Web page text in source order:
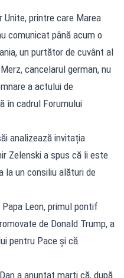
printre care Marea
comunicat până acum o
un purtător de cuvânt al
cancelarul german, nu
a actului de
în cadrul Forumului
analizează invitația
Zelenski a spus că îi este
la un consiliu alături de
Leon, primul pontif
de Donald Trump, a
pentru Pace și că
a anunțat marți că, după